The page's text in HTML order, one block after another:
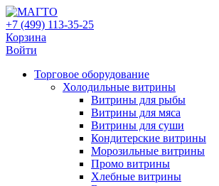
+7 (499) 113-35-25
Корзина
Войти
Свернуть/
развернуть
Торговое оборудованиe
Холодильные витрины
Витрины для рыбы
Витрины для мяса
Витрины для суши
Кондитерские витрины
Морозильные витрины
Промо витрины
Хлебные витрины